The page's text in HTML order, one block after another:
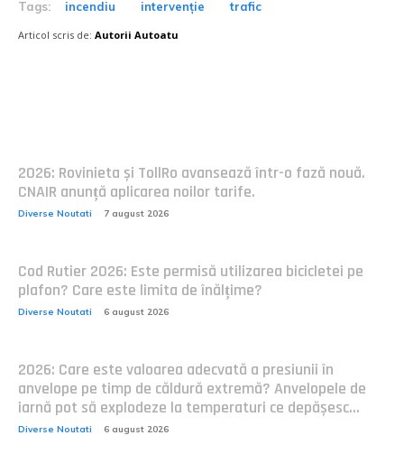
Tags: incendiu intervenție trafic
Articol scris de: Autorii Autoatu
2026: Rovinieta și TollRo avansează într-o fază nouă.
CNAIR anunță aplicarea noilor tarife.
Diverse Noutati 7 august 2026
Cod Rutier 2026: Este permisă utilizarea bicicletei pe
plafon? Care este limita de înălțime?
Diverse Noutati 6 august 2026
2026: Care este valoarea adecvată a presiunii în
anvelope pe timp de căldură extremă? Anvelopele de
iarnă pot să explodeze la temperaturi ce depășesc...
Diverse Noutati 6 august 2026